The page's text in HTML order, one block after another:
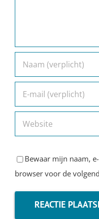
Bewaar mijn naam,
browser voor de